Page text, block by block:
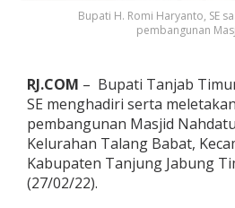
n
B
u
P
e
r
a
Bupati H. Romi Haryanto, SE
pembangunan
RJ.COM – Bupati Tanjab
SE menghadiri serta
pembangunan Masjid
Kelurahan Talang Babat,
Kabupaten Tanjung Jabung
(27/02/22).